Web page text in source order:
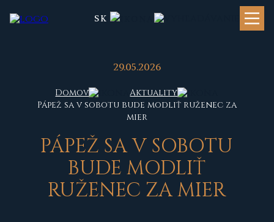
SK
29.05.2026
Domov
Aktuality
Pápež sa v sobotu bude modliť ruženec za
mier
PÁPEŽ SA V SOBOTU
BUDE MODLIŤ
RUŽENEC ZA MIER